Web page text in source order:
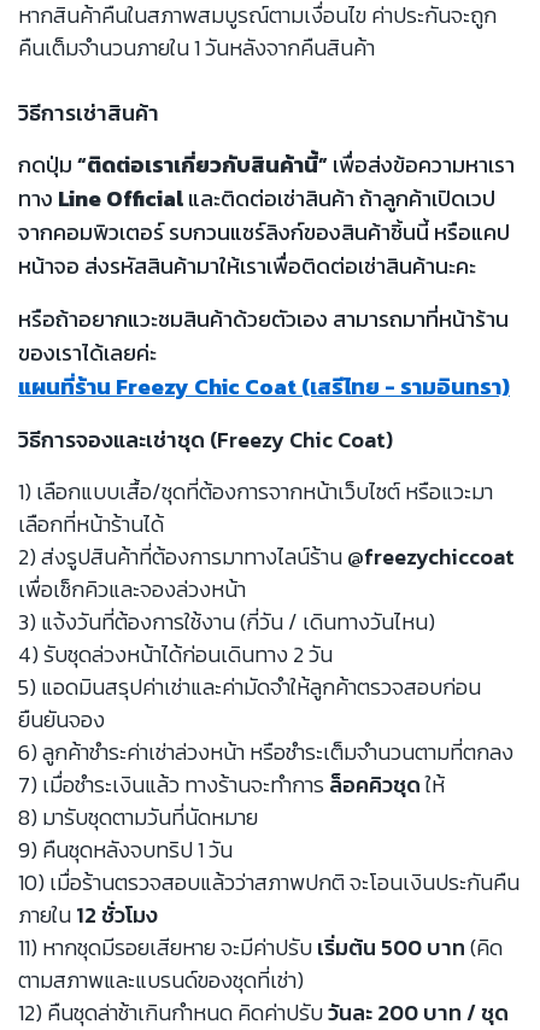
หากสินค้าคืนในสภาพสมบูรณ์ตามเงื่อนไข ค่าประกันจะถูก
คืนเต็มจำนวนภายใน 1 วันหลังจากคืนสินค้า
วิธีการเช่าสินค้า
กดปุ่ม“ติดต่อเราเกี่ยวกับสินค้านี้”เพื่อส่งข้อความหาเรา
ทาง Line Officialและติดต่อเช่าสินค้า ถ้าลูกค้าเปิดเวป
จากคอมพิวเตอร์ รบกวนแชร์ลิงก์ของสินค้าชิ้นนี้ หรือแคป
หน้าจอ ส่งรหัสสินค้ามาให้เราเพื่อติดต่อเช่าสินค้านะคะ
หรือถ้าอยากแวะชมสินค้าด้วยตัวเอง สามารถมาที่หน้าร้าน
ของเราได้เลยค่ะ
แผนที่ร้าน Freezy Chic Coat (เสรีไทย - รามอินทรา)
วิธีการจองและเช่าชุด (Freezy Chic Coat)
1) เลือกแบบเสื้อ/ชุดที่ต้องการจากหน้าเว็บไซต์ หรือแวะมา
เลือกที่หน้าร้านได้
2) ส่งรูปสินค้าที่ต้องการมาทางไลน์ร้าน@freezychiccoat
เพื่อเช็กคิวและจองล่วงหน้า
3) แจ้งวันที่ต้องการใช้งาน (กี่วัน / เดินทางวันไหน)
4) รับชุดล่วงหน้าได้ก่อนเดินทาง 2 วัน
5) แอดมินสรุปค่าเช่าและค่ามัดจำให้ลูกค้าตรวจสอบก่อน
ยืนยันจอง
6) ลูกค้าชำระค่าเช่าล่วงหน้า หรือชำระเต็มจำนวนตามที่ตกลง
7) เมื่อชำระเงินแล้ว ทางร้านจะทำการล็อคคิวชุดให้
8) มารับชุดตามวันที่นัดหมาย
9) คืนชุดหลังจบทริป 1 วัน
10) เมื่อร้านตรวจสอบแล้วว่าสภาพปกติ จะโอนเงินประกันคืน
ภายใน12 ชั่วโมง
11) หากชุดมีรอยเสียหาย จะมีค่าปรับเริ่มต้น 500 บาท(คิด
ตามสภาพและแบรนด์ของชุดที่เช่า)
12) คืนชุดล่าช้าเกินกำหนด คิดค่าปรับวันละ 200 บาท / ชุด